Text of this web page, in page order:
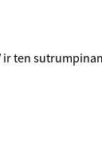
ir ten